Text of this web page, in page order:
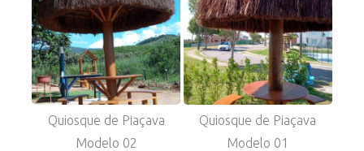
Quiosque de Piaçava
Modelo 02
Quiosque de Piaçava
Modelo 01